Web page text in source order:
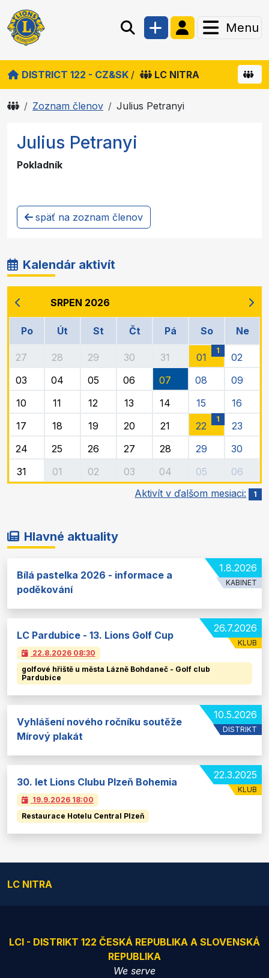
Menu
DISTRICT 122 - CZ&SK / LC NITRA
Zoznam členov Julius Petranyi
Julius Petranyi
Pokladník
späť na zoznam členov
Kalendár aktivít
SRPEN 2026
Po Út St Čt Pá So Ne
27 28 29 30 31 01
1
02
03
04 05 06 07 08
09
10
11 12 13 14 15
16
17
18 19 20 21 22
1
23
24
25 26 27 28 29
30
31
01 02 03 04 05
06
Aktivít v ďalšom mesiaci:
1
Hlavné aktuality
1.8.2026
KABINET
Bílá pastelka 2026 - informace a
poděkování
26.7.2026
KLUB
LC Pardubice - 13. Lions Golf Cup
22.8.2026 08:30
golfové hřiště u města Lázně Bohdaneč - Golf club
Pardubice
10.5.2026
DISTRIKT
Vyhlášení nového ročníku soutěže
Mírový plakát
22.3.2025
KLUB
30. let Lions Clubu Plzeň Bohemia
19.9.2026 18:00
Restaurace Hotelu Central Plzeň
LC NITRA
LCI - DISTRIKT 122 ČESKÁ REPUBLIKA A SLOVENSKÁ
REPUBLIKA
We serve